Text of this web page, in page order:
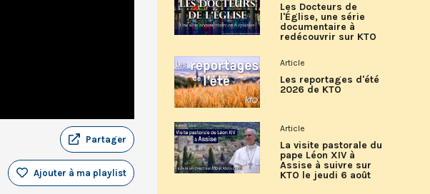
Partager
Ajouter à ma playlist
Les Docteurs de
l'Église, une série
documentaire à
redécouvrir sur KTO
Article
Les reportages d'été
2026 de KTO
Article
La visite pastorale du
pape Léon XIV à
Assise à suivre sur
KTO le jeudi 6 août